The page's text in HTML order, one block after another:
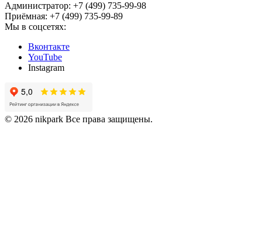
Администратор: +7 (499) 735-99-98
Приёмная: +7 (499) 735-99-89
Мы в соцсетях:
Вконтакте
YouTube
Instagram
© 2026 nikpark Все права защищены.